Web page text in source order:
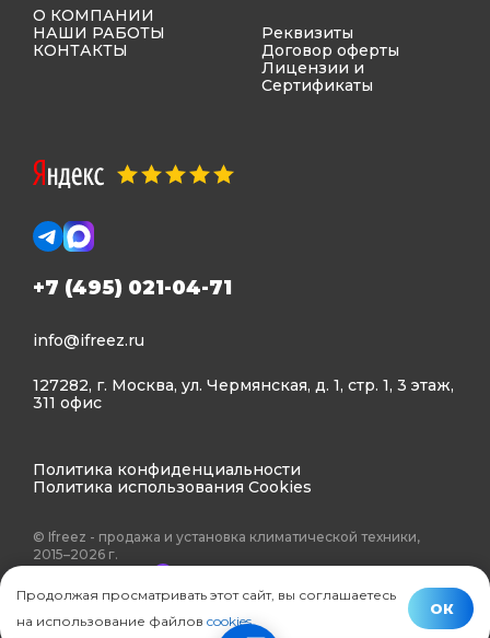
О КОМПАНИИ
НАШИ РАБОТЫ
КОНТАКТЫ
Реквизиты
Договор оферты
Лицензии и
Сертификаты
+7 (495) 021-04-71
info@ifreez.ru
127282, г. Москва, ул. Чермянская, д. 1, стр. 1, 3 этаж,
311 офис
Политика конфиденциальности
Политика использования Cookies
© Ifreez - продажа и установка климатической техники,
2015–2026 г.
Продолжая просматривать этот сайт, вы соглашаетесь
на использование файлов cookies.
ОК